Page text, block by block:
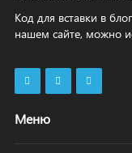
Код для вставки в
нашем сайте, можно
Меню